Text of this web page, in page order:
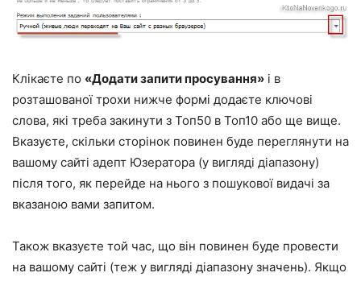
Клікаєте по «Додати запити просування» і в
розташованої трохи нижче формі додаєте ключові
слова, які треба закинути з Топ50 в Топ10 або ще вище.
Вказуєте, скільки сторінок повинен буде переглянути на
вашому сайті адепт Юзератора (у вигляді діапазону)
після того, як перейде на нього з пошукової видачі за
вказаною вами запитом.
Також вказуєте той час, що він повинен буде провести
на вашому сайті (теж у вигляді діапазону значень). Якщо